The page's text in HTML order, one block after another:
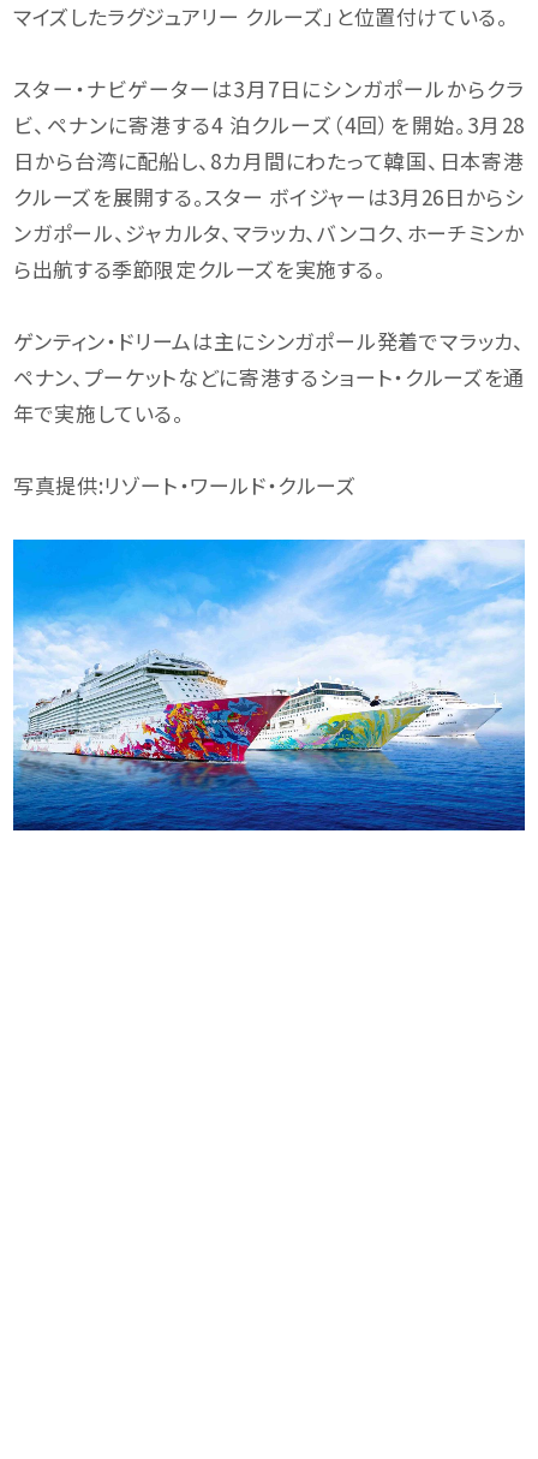
マイズしたラグジュアリー クルーズ」と位置付けている。
スター・ナビゲーターは3月7日にシンガポールからクラ
ビ、ペナンに寄港する4 泊クルーズ（4回）を開始。3月28
日から台湾に配船し、8カ月間にわたって韓国、日本寄港
クルーズを展開する。スター ボイジャーは3月26日からシ
ンガポール、ジャカルタ、マラッカ、バンコク、ホーチミンか
ら出航する季節限定クルーズを実施する。
ゲンティン・ドリームは主にシンガポール発着でマラッカ、
ペナン、プーケットなどに寄港するショート・クルーズを通
年で実施している。
写真提供:リゾート・ワールド・クルーズ